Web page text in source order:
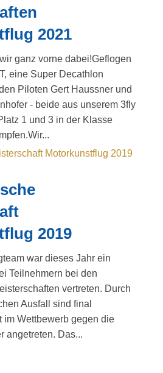
2021
ganz vorne dabei!Geflogen
eine Super Decathlon
Piloten Gert Haussner und
- beide aus unserem 3fly
1 und 3 in der Klasse
2019
war dieses Jahr ein
Teilnehmern bei den
vertreten. Durch
Ausfall sind final
im Wettbewerb gegen die
angetreten. Das...